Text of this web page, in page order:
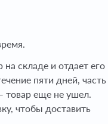
складе и отдает его
пяти дней, часть
товар еще не ушел.
чтобы доставить